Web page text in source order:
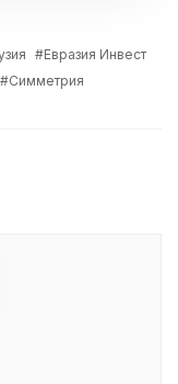
Евразия Инвест
Симметрия